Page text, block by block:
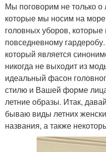
Мы поговорим не только о
которые мы носим на
головных уборов,
повседневному
который является
никогда не выходит из
идеальный фасон
стилю и Вашей форме
летние образы. Итак,
бываю виды летних
названия, а также